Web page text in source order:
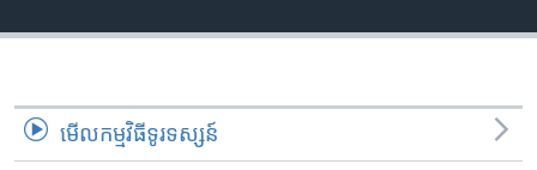
មើល​កម្មវិធី​ទូរទស្សន៍